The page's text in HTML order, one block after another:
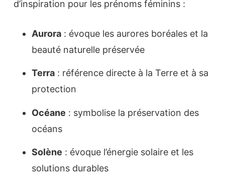
d’inspiration pour les prénoms féminins :
Aurora : évoque les aurores boréales et la
beauté naturelle préservée
Terra : référence directe à la Terre et à sa
protection
Océane : symbolise la préservation des
océans
Solène : évoque l’énergie solaire et les
solutions durables